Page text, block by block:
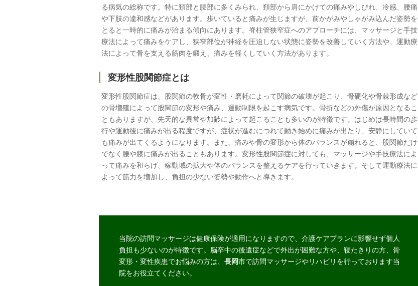
る病気の総称です。特に頚部と腰部に多くみられ、頚部から肩にかけての痛みやしびれ、冷感、腰痛
や下肢の違和感などがあります。歩いていると痛みが生じますが、前かがみやしゃがみ込んだ姿勢を
とると一時的に痛みが治まる傾向にあります。脊柱管狭窄症へのアプローチには、マッサージと手技
療法によって痛みをケアし、狭窄部位が神経を圧迫しない状態に姿勢を改善していく方法や、運動療
法によって骨を支える筋肉を鍛え、痛みを軽くしていく方法があります。
変形性股関節症とは
変形性股関節症は、股関節の軟骨が変性・磨耗によって関節の破壊が起こり、骨硬化や骨棘形成など
の骨増殖によって股関節の変形や痛み、運動制限を起こす病気です。骨折などの外傷が原因となるこ
ともありますが、先天的な異常や加齢によって起こることも多いのが特徴です。はじめは長時間の歩
行や運動後に痛みが出る程度ですが、症状が進むにつれて動き始めに痛みが出たり、安静にしていて
も痛みが出てくるようになります。また、痛みや骨の変形から体のバランスが崩れると、股関節だけ
でなく腰や膝に痛みが出ることもあります。変形性股関節症に対しても、マッサージや手技療法によ
って痛みを和らげ、稼動域の拡大や体のバランスを整えるケアを行っていきます。そして運動療法に
よって筋力を増加し、負担の少ない姿勢や動作へと導きます。
当院の訪問マッサージは健康保険が適用になりますので、介護ケアプランに影響せず個人
負担も少ないのが特徴です。脳卒中の後遺症などで外出が困難な方や、寝たきりの方、骨
変形・変性疾患でお悩みの方は、 長岡市で訪問マッサージやリハビリを行っております当
院をお役立てください。